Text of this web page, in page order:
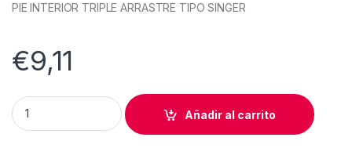
PIE INTERIOR TRIPLE ARRASTRE TIPO SINGER
€9,11
PIE INTERIOR TRIPLE ARRASTRE TIPO SINGER quantity
Añadir al carrito